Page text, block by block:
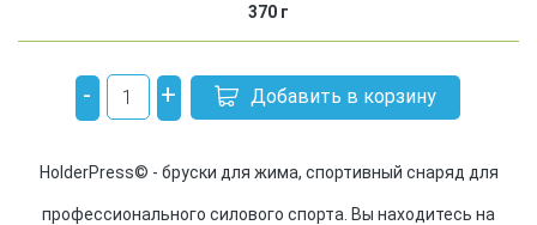
370 г
- + Добавить в корзину
HolderPress© - бруски для жима, спортивный снаряд для
профессионального силового спорта. Вы находитесь на